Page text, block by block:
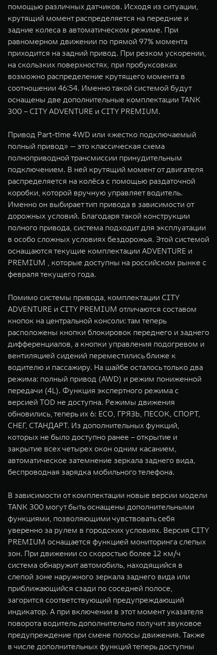
помощью различных датчиков. Исходя из ситуации,
крутящий момент распределяется на передние и
задние колеса в автоматическом режиме. При
равномерном движении по прямой 97% момента
приходится на задний привод. При резком ускорении,
на скользких поверхностях, при пробуксовках
возможно распределение крутящего момента в
соотношении 46:54. Именно такой системой будут
оснащены две дополнительные комплектации TANK
300 – CITY ADVENTURE и CITY PREMIUM.
Привод Part-time 4WD или «жестко подключаемый
полный привод» — это классическая схема
полноприводной трансмиссии принудительным
подключением. В ней крутящий момент от двигателя
распределяется на колёса с помощью раздаточной
коробки, которой вручную управляет водитель.
Именно он выбирает тип привода в зависимости от
дорожных условий. Благодаря такой конструкции
полного привода, система подходит для эксплуатации
в особо сложных условиях бездорожья. Этой системой
оснащаются текущие комплектации ADVENTURE и
PREMIUM , которые доступны на российском рынке с
февраля текущего года.
Помимо системы привода, комплектации CITY
ADVENTURE и CITY PREMIUM отличаются составом
кнопок на центральной консоли: там теперь
расположены кнопки блокировок переднего и заднего
дифференциалов, а кнопки управления подогревом и
вентиляцией сидений переместились ближе к
водителю и пассажиру. На шайбе осталось только два
режима: полный привод (AWD) и режим пониженной
передачи (4L). Функция экспертного режима с
версией TOD не доступна. Режимы движения
обновились, теперь их 6: ECO, ГРЯЗЬ, ПЕСОК, СПОРТ,
СНЕГ, СТАНДАРТ. Из дополнительных функций,
которых не было доступно ранее – открытие и
закрытие всех четырех окон одним касанием,
автоматическое затемнение зеркала заднего вида,
беспроводная зарядка мобильного телефона.
В зависимости от комплектации новые версии модели
TANK 300 могут быть оснащены дополнительными
функциями, позволяющими чувствовать себя
уверенно за рулем в городских условиях. Версия CITY
PREMIUM оснащается функцией мониторинга слепых
зон. При движении со скоростью более 12 км/ч
система обнаружит автомобиль, находящийся в
слепой зоне наружного зеркала заднего вида или
приближающийся сзади по соседней полосе,
загорится соответствующий предупреждающий
индикатор. А при включении в этот момент указателя
поворота водитель дополнительно получит звуковое
предупреждение при смене полосы движения. Также
в числе дополнительных функций теперь доступны